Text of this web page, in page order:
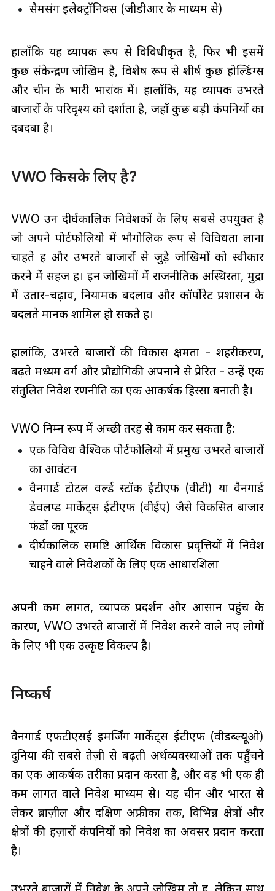
सैमसंग इलेक्ट्रॉनिक्स (जीडीआर के माध्यम से)
हालाँकि यह व्यापक रूप से विविधीकृत है, फिर भी इसमें
कुछ संकेन्द्रण जोखिम है, विशेष रूप से शीर्ष कुछ होल्डिंग्स
और चीन के भारी भारांक में। हालाँकि, यह व्यापक उभरते
बाजारों के परिदृश्य को दर्शाता है, जहाँ कुछ बड़ी कंपनियों का
दबदबा है।
VWO किसके लिए है?
VWO उन दीर्घकालिक निवेशकों के लिए सबसे उपयुक्त है
जो अपने पोर्टफोलियो में भौगोलिक रूप से विविधता लाना
चाहते हैं और उभरते बाजारों से जुड़े जोखिमों को स्वीकार
करने में सहज हैं। इन जोखिमों में राजनीतिक अस्थिरता, मुद्रा
में उतार-चढ़ाव, नियामक बदलाव और कॉर्पोरेट प्रशासन के
बदलते मानक शामिल हो सकते हैं।
हालांकि, उभरते बाजारों की विकास क्षमता - शहरीकरण,
बढ़ते मध्यम वर्ग और प्रौद्योगिकी अपनाने से प्रेरित - उन्हें एक
संतुलित निवेश रणनीति का एक आकर्षक हिस्सा बनाती है।
VWO निम्न रूप में अच्छी तरह से काम कर सकता है:
एक विविध वैश्विक पोर्टफोलियो में प्रमुख उभरते बाजारों
का आवंटन
वैनगार्ड टोटल वर्ल्ड स्टॉक ईटीएफ (वीटी) या वैनगार्ड
डेवलप्ड मार्केट्स ईटीएफ (वीईए) जैसे विकसित बाजार
फंडों का पूरक
दीर्घकालिक समष्टि आर्थिक विकास प्रवृत्तियों में निवेश
चाहने वाले निवेशकों के लिए एक आधारशिला
अपनी कम लागत, व्यापक प्रदर्शन और आसान पहुंच के
कारण, VWO उभरते बाजारों में निवेश करने वाले नए लोगों
के लिए भी एक उत्कृष्ट विकल्प है।
निष्कर्ष
वैनगार्ड एफटीएसई इमर्जिंग मार्केट्स ईटीएफ (वीडब्ल्यूओ)
दुनिया की सबसे तेज़ी से बढ़ती अर्थव्यवस्थाओं तक पहुँचने
का एक आकर्षक तरीका प्रदान करता है, और वह भी एक ही
कम लागत वाले निवेश माध्यम से। यह चीन और भारत से
लेकर ब्राज़ील और दक्षिण अफ्रीका तक, विभिन्न क्षेत्रों और
क्षेत्रों की हज़ारों कंपनियों को निवेश का अवसर प्रदान करता
है।